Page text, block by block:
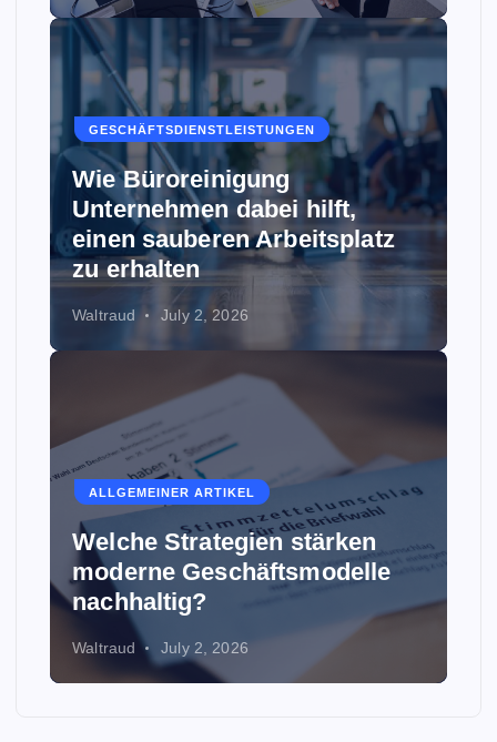
GESCHÄFTSDIENSTLEISTUNGEN
Wie Büroreinigung
Unternehmen dabei hilft,
einen sauberen Arbeitsplatz
zu erhalten
Waltraud July 2, 2026
ALLGEMEINER ARTIKEL
Welche Strategien stärken
moderne Geschäftsmodelle
nachhaltig?
Waltraud July 2, 2026